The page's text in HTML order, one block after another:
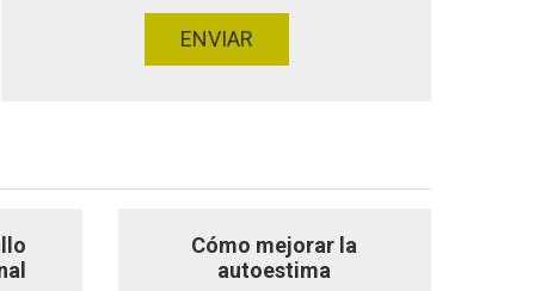
ENVIAR
Cómo mejorar la
autoestima